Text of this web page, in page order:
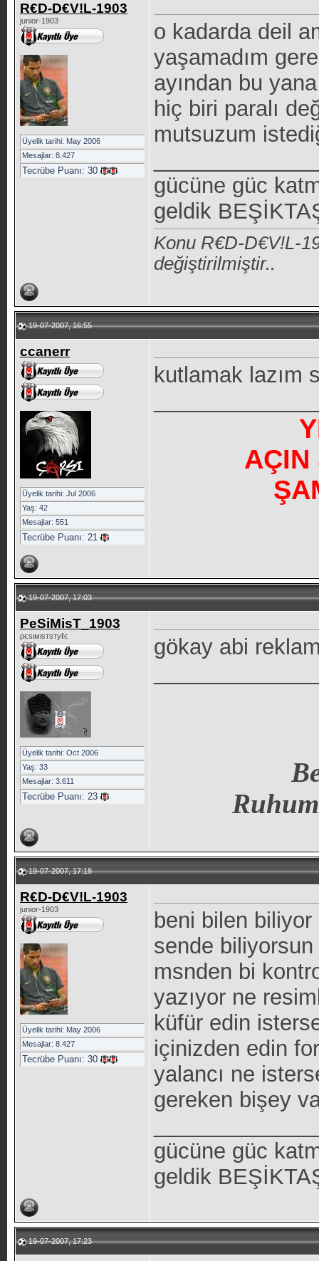
R€D-D€V!L-1903
junior-1903
Üyelik tarihi: May 2006
Mesajlar: 8.427
Tecrübe Puanı: 30
o kadarda deil
yaşamadım
ayından bu
hiç biri paralı
mutsuzum
gücüne güc
geldik
Konu R€D-D€V!L-
değiştirilmiştir..
19-07-2007, 16:55
ccanerr
Üyelik tarihi: Jul 2006
Yaş: 42
Mesajlar: 551
Tecrübe Puanı: 21
kutlamak lazım
AÇIN
19-07-2007, 17:03
PeSiMisT_1903
ρєѕιмιѕтѕтуℓє
Üyelik tarihi: Oct 2006
Yaş: 33
Mesajlar: 3.611
Tecrübe Puanı: 23
gökay abi
19-07-2007, 17:18
R€D-D€V!L-1903
junior-1903
Üyelik tarihi: May 2006
Mesajlar: 8.427
Tecrübe Puanı: 30
beni bilen
sende
msnden bi
yazıyor ne
küfür edin
içinizden edin
yalancı ne
gereken bişey
gücüne güc
geldik
19-07-2007, 17:23